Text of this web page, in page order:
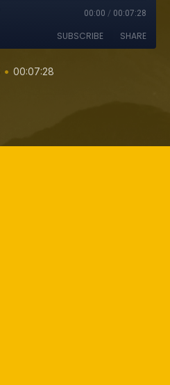
00:00 / 00:07:28
SUBSCRIBE SHARE
• 00:07:28